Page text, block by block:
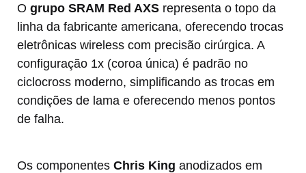
O grupo SRAM Red AXS representa o topo da
linha da fabricante americana, oferecendo trocas
eletrônicas wireless com precisão cirúrgica. A
configuração 1x (coroa única) é padrão no
ciclocross moderno, simplificando as trocas em
condições de lama e oferecendo menos pontos
de falha.
Os componentes Chris King anodizados em